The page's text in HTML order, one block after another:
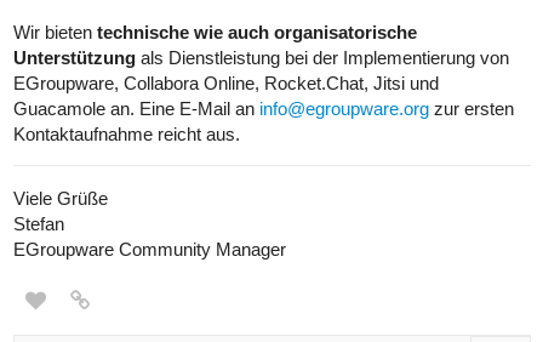
Wir bieten technische wie auch organisatorische
Unterstützung als Dienstleistung bei der Implementierung von
EGroupware, Collabora Online, Rocket.Chat, Jitsi und
Guacamole an. Eine E-Mail an info@egroupware.org zur ersten
Kontaktaufnahme reicht aus.
Viele Grüße
Stefan
EGroupware Community Manager